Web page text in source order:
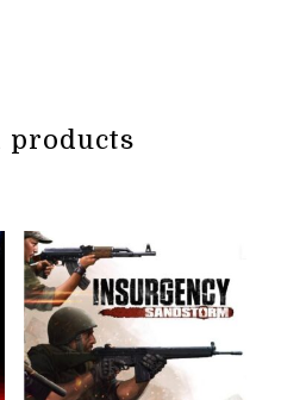
products